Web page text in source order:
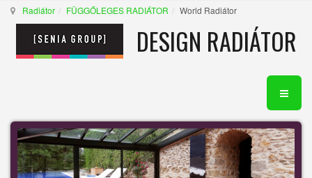
Radiátor FÜGGŐLEGES RADIÁTOR World Radiátor
DESIGN RADIÁTOR